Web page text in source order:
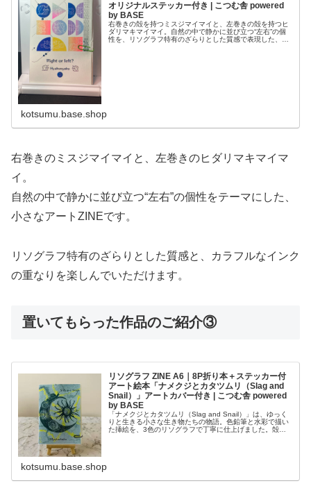
オリジナルステッカー付き | こつむ舎 powered
by BASE
右巻きの殻を持つミスジマイマイと、左巻きの殻を持つヒ
ダリマキマイマイ。自然の中で静かに並び立つ“左右”の個
性を、リソグラフ特有のざらりとした質感で表現した、小
kotsumu.base.shop
右巻きのミスジマイマイと、左巻きのヒダリマキマイマ
イ。
自然の中で静かに並び立つ“左右”の個性をテーマにした、
小さなアートZINEです。
リソグラフ特有のざらりとした質感と、カラフルなインク
の重なりを楽しんでいただけます。
置いてもらった作品のご紹介③
リソグラフ ZINE A6｜8P折り本＋ステッカー付
アート絵本「ナメクジとカタツムリ（Slag and
Snail）」アートカバー付き | こつむ舎 powered
by BASE
「ナメクジとカタツムリ（Slag and Snail）」は、ゆっく
りと生きる小さな生き物たちの物語。色鉛筆と水彩で描い
た挿絵を、3色のリソグラフで丁寧に仕上げました。殻を
kotsumu.base.shop